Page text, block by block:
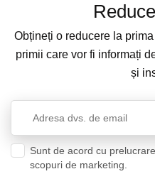
Obțineți o reducere la
primii care vor fi informați
și
Sunt de acord cu
scopuri de marketing.